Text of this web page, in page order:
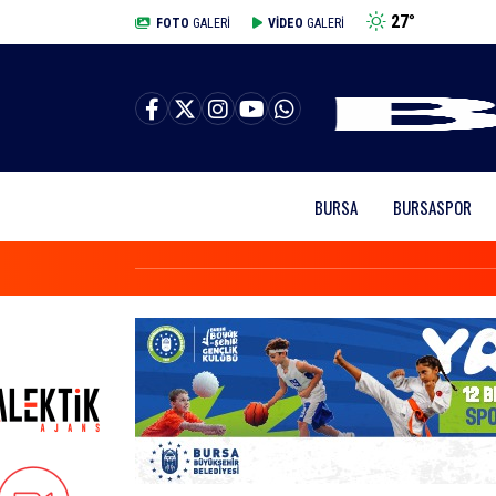
FOTO GALERİ VİDEO GALERİ 27°
BURSA BURSASPOR